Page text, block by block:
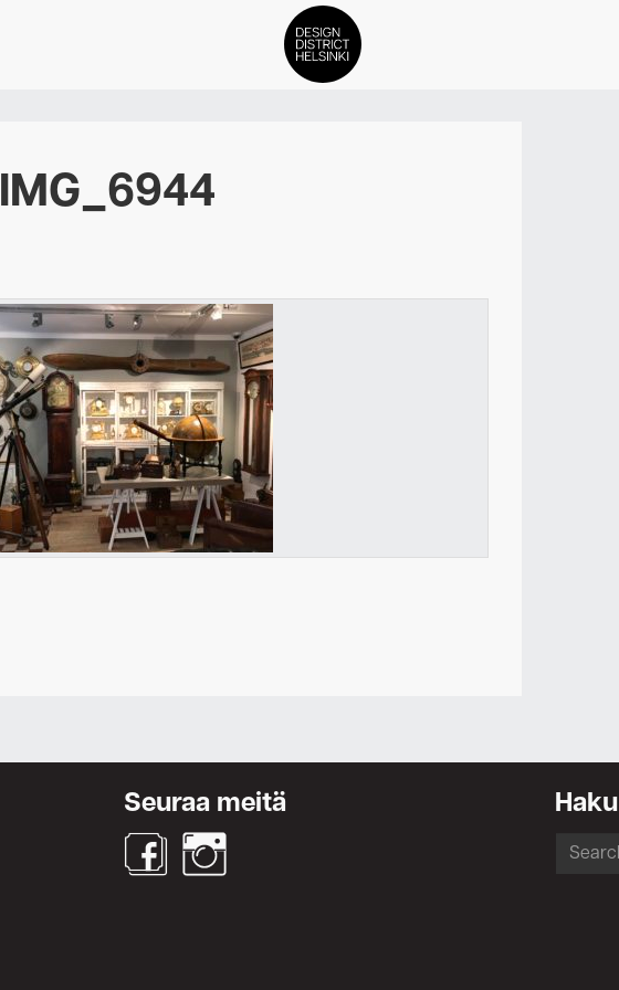
Uutiset
Medialle
Meistä
Design District Helsingin jäsenyydestä
Ota yhteyttä
IMG_6944
Seuraa meitä Haku
Search